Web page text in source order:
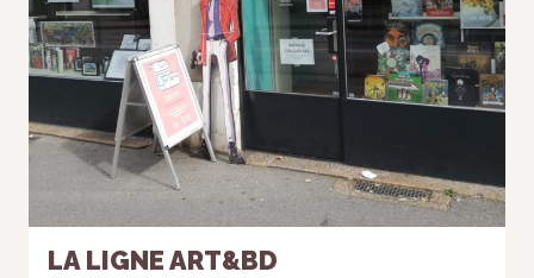
LA LIGNE ART&BD